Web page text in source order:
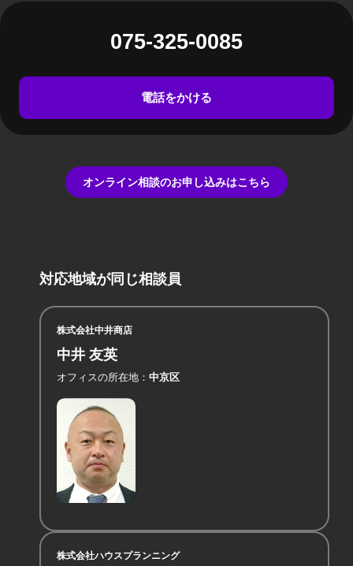
075-325-0085
電話をかける
オンライン相談のお申し込みはこちら
対応地域が同じ相談員
株式会社中井商店
中井 友英
オフィスの所在地 中京区
株式会社ハウスプランニング